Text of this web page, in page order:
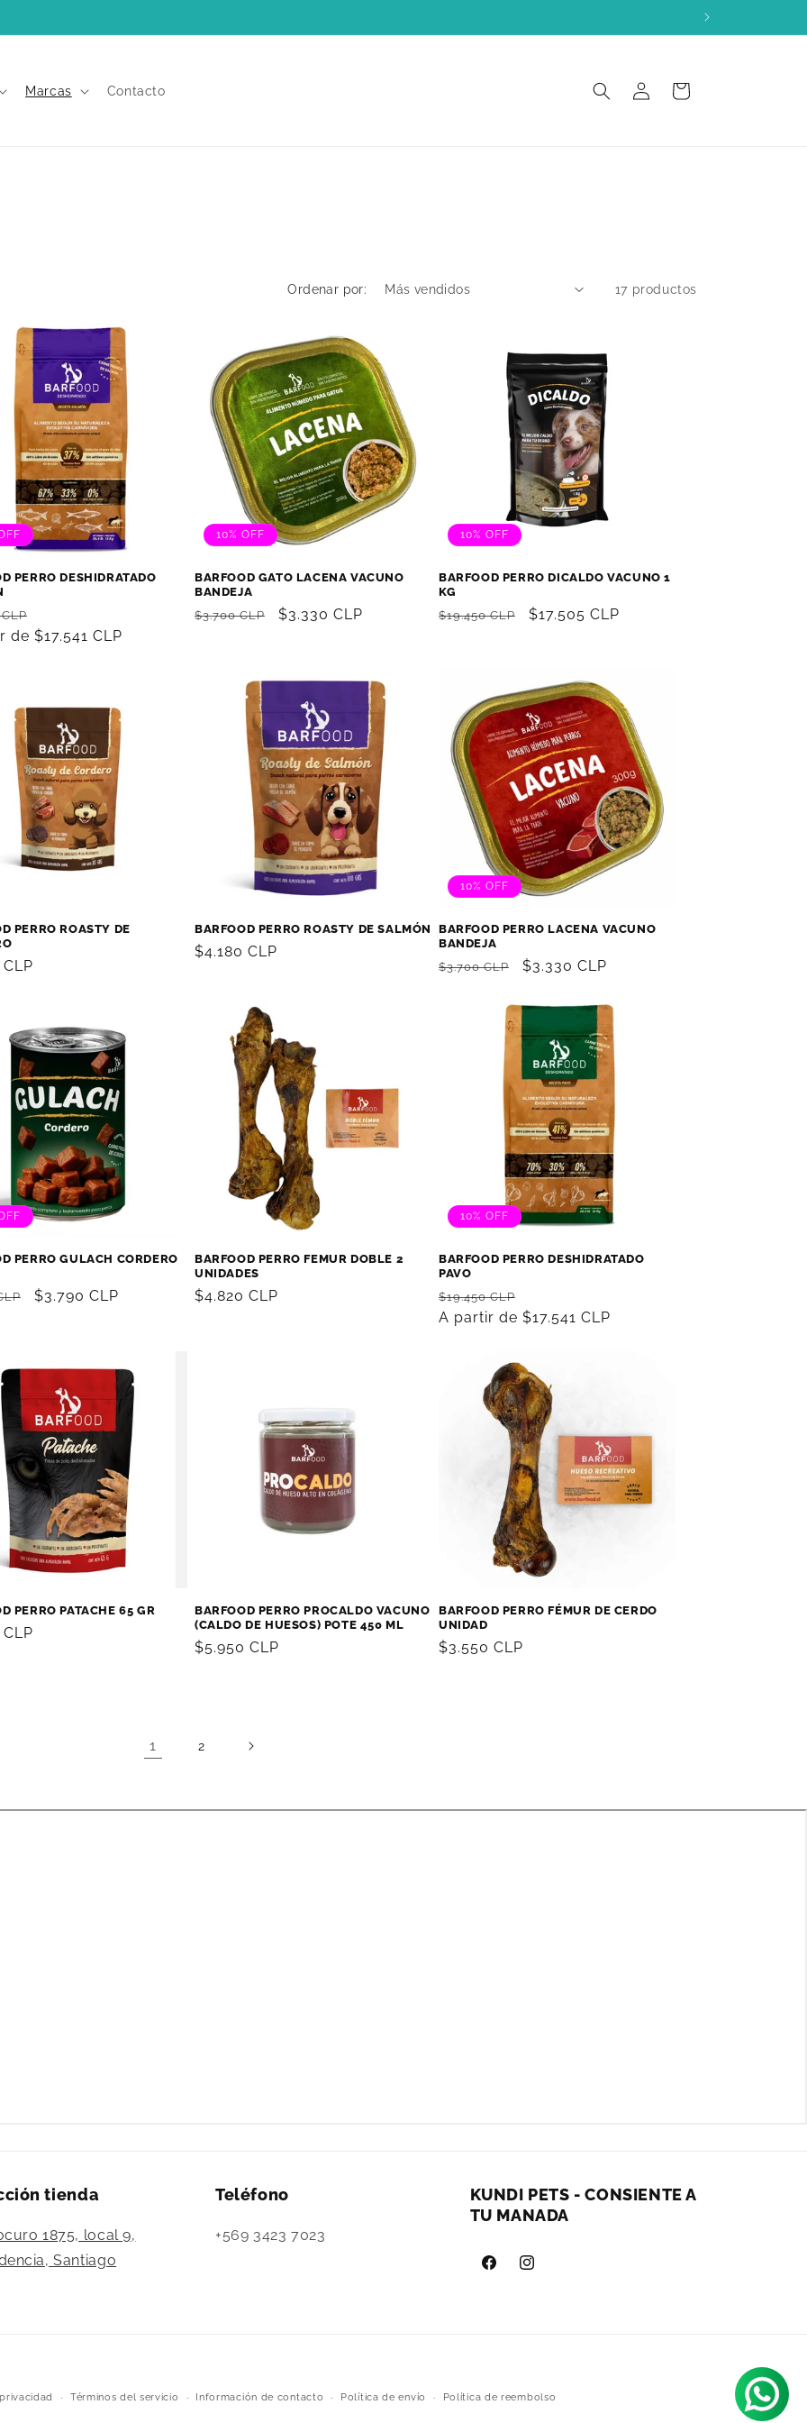
Marcas Contacto
sesión
Carrito
Ordenar por: 17 productos
PERRO DESHIDRATADO
de
de $17.541 CLP
10% OFF
BARFOOD GATO LACENA VACUNO
BANDEJA
Precio
$3.700 CLP
Precio
$3.330 CLP
10% OFF
BARFOOD PERRO DICALDO VACUNO 1
KG
Precio
$19.450 CLP
Precio
$17.505 CLP
PERRO ROASTY DE
BARFOOD PERRO ROASTY DE SALMÓN
Precio
$4.180 CLP
10% OFF
BARFOOD PERRO LACENA VACUNO
BANDEJA
Precio
$3.700 CLP
Precio
oferta
$3.330 CLP
PERRO GULACH CORDERO
Precio
$3.790 CLP
BARFOOD PERRO FEMUR DOBLE 2
UNIDADES
Precio
$4.820 CLP
10% OFF
BARFOOD PERRO DESHIDRATADO
PAVO
Precio
habitual
$19.450 CLP
de
A partir de $17.541 CLP
PERRO PATACHE 65 GR
BARFOOD PERRO PROCALDO VACUNO
(CALDO DE HUESOS) POTE 450 ML
Precio
$5.950 CLP
BARFOOD PERRO FÉMUR DE CERDO
UNIDAD
Precio
$3.550 CLP
1 2
tienda
1875, local 9,
Santiago
Teléfono
+569 3423 7023
KUNDI PETS - CONSIENTE A
TU MANADA
FacebookInstagram
Términos del servicio Información de contacto Política de envío Política de reembolso